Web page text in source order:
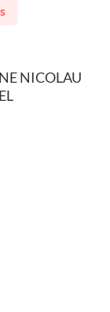
NICOLAU